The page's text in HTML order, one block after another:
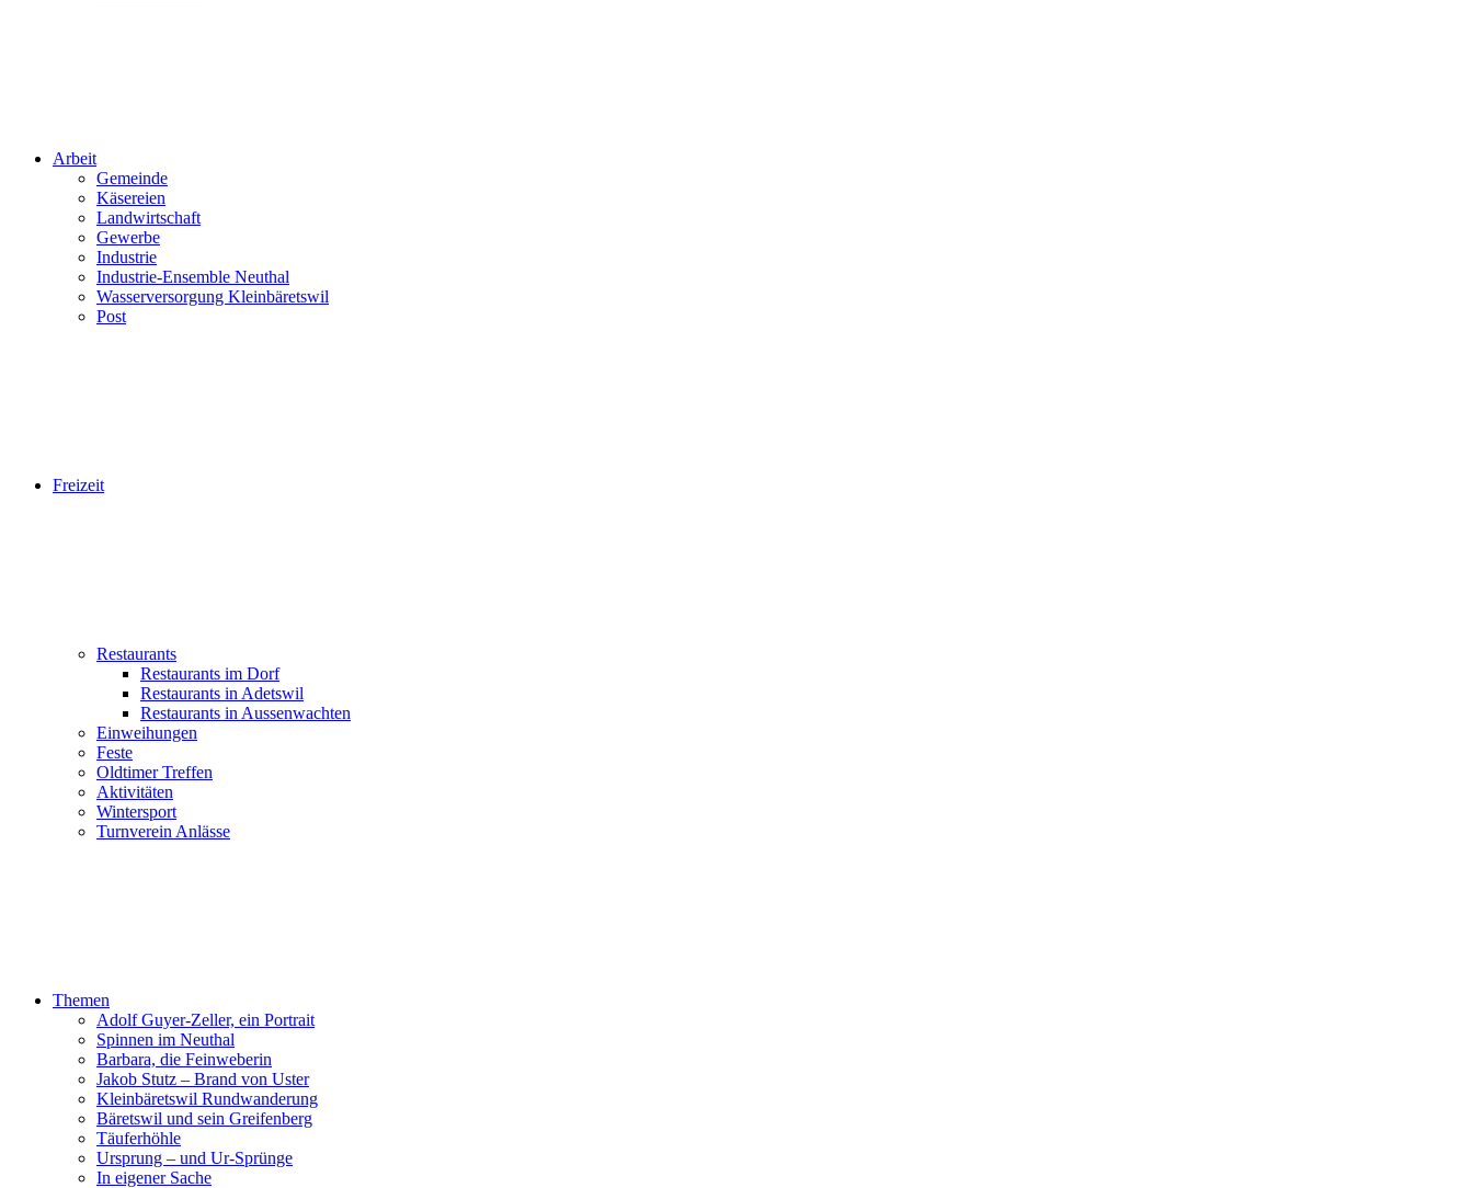
Arbeit
Gemeinde
Käsereien
Landwirtschaft
Gewerbe
Industrie
Industrie-Ensemble Neuthal
Wasserversorgung Kleinbäretswil
Post
Freizeit
Restaurants
Restaurants im Dorf
Restaurants in Adetswil
Restaurants in Aussenwachten
Einweihungen
Feste
Oldtimer Treffen
Aktivitäten
Wintersport
Turnverein Anlässe
Themen
Adolf Guyer-Zeller, ein Portrait
Spinnen im Neuthal
Barbara, die Feinweberin
Jakob Stutz – Brand von Uster
Kleinbäretswil Rundwanderung
Bäretswil und sein Greifenberg
Täuferhöhle
Ursprung – und Ur-Sprünge
In eigener Sache